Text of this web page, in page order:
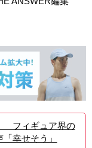
フィギュア界の
幸せそう」